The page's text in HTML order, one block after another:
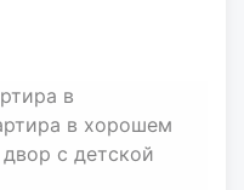
в
в хорошем
с детской